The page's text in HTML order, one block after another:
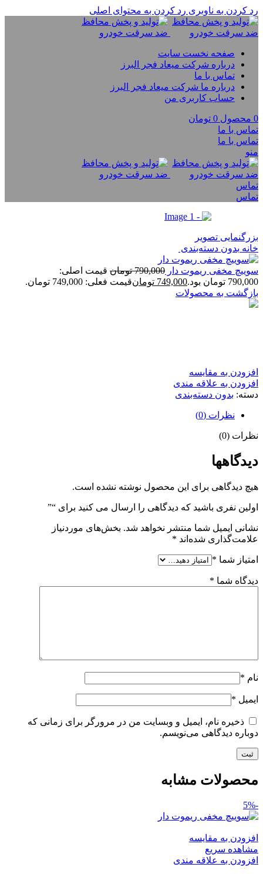
رد کردن به ناوبری رد کردن به محتوای اصلی
صفحه نخست سایت
درباره شرکت میعاد فجر البرز
تماس با ما
درباره ما شرکت میعاد فجر البرز
حساب کاربری من
0 محصول 0 تومان
تماس با ما
تماس با ما
منو
تماس
تماس
بزرگنمایی تصویر
خانه بدون دسته‌بندی
سوییچ مخفی ریموت دار 790,000 تومان قیمت اصلی:
790,000 تومان بود.
749,000 تومانقیمت فعلی: 749,000 تومان.
بازگشت به محصولات
افزودن به مقایسه
افزودن به علاقه مندی
دسته: بدون دسته‌بندی
نظرات (0)
نظرات (0)
دیدگاهها
هیچ دیدگاهی برای این محصول نوشته نشده است.
اولین نفری باشید که دیدگاهی را ارسال می کنید برای “‌”
نشانی ایمیل شما منتشر نخواهد شد. بخش‌های موردنیاز
علامت‌گذاری شده‌اند *
امتیاز شما *
دیدگاه شما *
نام *
ایمیل *
ذخیره نام، ایمیل و وبسایت من در مرورگر برای زمانی که
دوباره دیدگاهی می‌نویسم.
محصولات مشابه
-5%
افزودن به مقایسه
مشاهده سریع
افزودن به علاقه مندی